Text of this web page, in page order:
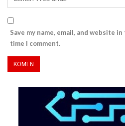
Save my name, email, and website
time I comment.